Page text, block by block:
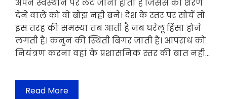
अपने स्वस्थान पर लैट जाना होता है जिससे की शरण
देने वाले को वो बोझ नही बने। देश के स्तर पर सोचें तो
इस तरह की समस्या तब आती है जब घरेलू हिंसा होने
लगती है। कनुन की स्थिती बिगर जाती है। आपराध को
नियंत्रण करना वहां के प्रशासनिक स्तर की बात नही…
Read More